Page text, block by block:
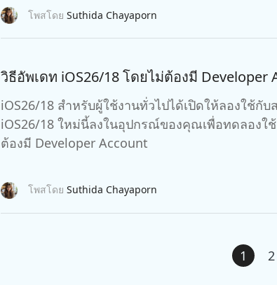
โพสโดย Suthida Chayaporn
วิธีอัพเดท iOS26/18 โดยไม่ต้องมี Developer
iOS26/18 สำหรับผู้ใช้งานทั่วไปได้เปิดให้ลองใช้
iOS26/18 ใหม่นี้ลงในอุปกรณ์ของคุณเพื่อทดลองใ
ต้องมี Developer Account
โพสโดย Suthida Chayaporn
1 2